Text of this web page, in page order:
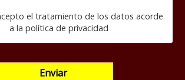
el tratamiento de los datos acorde
a la política de privacidad
Enviar